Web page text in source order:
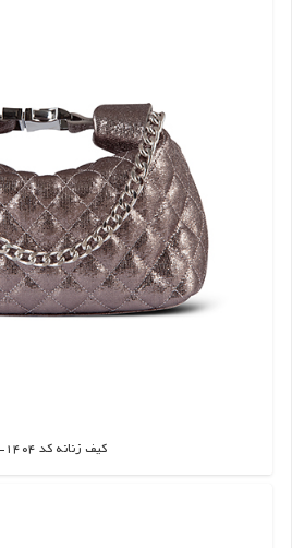
کیف زنانه کد 1404-1
اطلاعات بیشتر